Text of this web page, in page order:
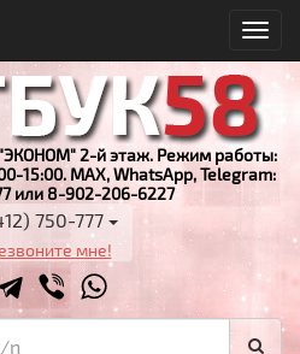
"ЭКОНОМ" 2-й этаж. Режим работы:
15:00. MAX, WhatsApp, Telegram:
или 8-902-206-6227
750-777
мне!